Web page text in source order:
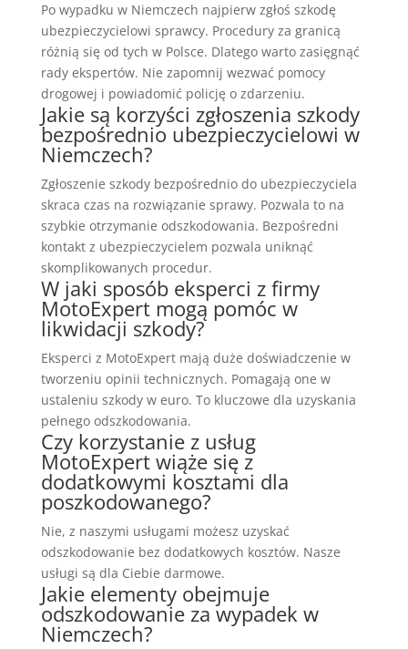
Po wypadku w Niemczech najpierw zgłoś szkodę
ubezpieczycielowi sprawcy. Procedury za granicą
różnią się od tych w Polsce. Dlatego warto zasięgnąć
rady ekspertów. Nie zapomnij wezwać pomocy
drogowej i powiadomić policję o zdarzeniu.
Jakie są korzyści zgłoszenia szkody
bezpośrednio ubezpieczycielowi w
Niemczech?
Zgłoszenie szkody bezpośrednio do ubezpieczyciela
skraca czas na rozwiązanie sprawy. Pozwala to na
szybkie otrzymanie odszkodowania. Bezpośredni
kontakt z ubezpieczycielem pozwala uniknąć
skomplikowanych procedur.
W jaki sposób eksperci z firmy
MotoExpert mogą pomóc w
likwidacji szkody?
Eksperci z MotoExpert mają duże doświadczenie w
tworzeniu opinii technicznych. Pomagają one w
ustaleniu szkody w euro. To kluczowe dla uzyskania
pełnego odszkodowania.
Czy korzystanie z usług
MotoExpert wiąże się z
dodatkowymi kosztami dla
poszkodowanego?
Nie, z naszymi usługami możesz uzyskać
odszkodowanie bez dodatkowych kosztów. Nasze
usługi są dla Ciebie darmowe.
Jakie elementy obejmuje
odszkodowanie za wypadek w
Niemczech?